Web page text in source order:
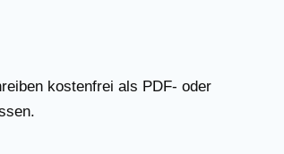
kostenfrei als PDF- oder